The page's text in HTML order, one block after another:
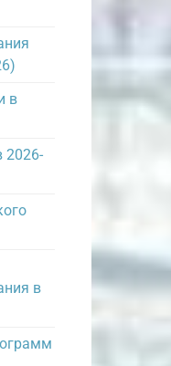
в
2026-
в